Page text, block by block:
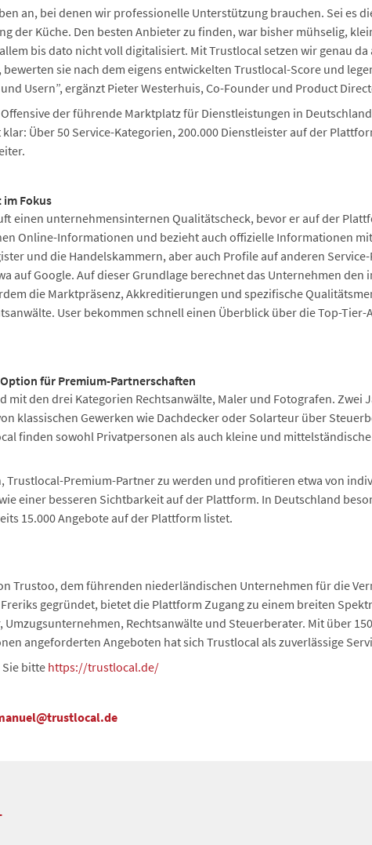
an, bei denen wir professionelle Unterstützung brauchen. Sei es
der Küche. Den besten Anbieter zu finden, war bisher mühselig,
bis dato nicht voll digitalisiert. Mit Trustlocal setzen wir genau
sie nach dem eigens entwickelten Trustlocal-Score und
Usern”, ergänzt Pieter Westerhuis, Co-Founder und Product
der führende Marktplatz für Dienstleistungen in
Über 50 Service-Kategorien, 200.000 Dienstleister auf der
Fokus
einen unternehmensinternen Qualitätscheck, bevor er auf der
Online-Informationen und bezieht auch offizielle Informationen
und die Handelskammern, aber auch Profile auf anderen
auf Google. Auf dieser Grundlage berechnet das Unternehmen
die Marktpräsenz, Akkreditierungen und spezifische
User bekommen schnell einen Überblick über die Top-
für Premium-Partnerschaften
mit den drei Kategorien Rechtsanwälte, Maler und Fotografen. Zwei
klassischen Gewerken wie Dachdecker oder Solarteur über
finden sowohl Privatpersonen als auch kleine und
Trustlocal-Premium-Partner zu werden und profitieren etwa von
einer besseren Sichtbarkeit auf der Plattform. In Deutschland
15.000 Angebote auf der Plattform listet.
Trustoo, dem führenden niederländischen Unternehmen für die
gegründet, bietet die Plattform Zugang zu einem breiten
Rechtsanwälte und Steuerberater. Mit über
angeforderten Angeboten hat sich Trustlocal als zuverlässige
bitte https://trustlocal.de/